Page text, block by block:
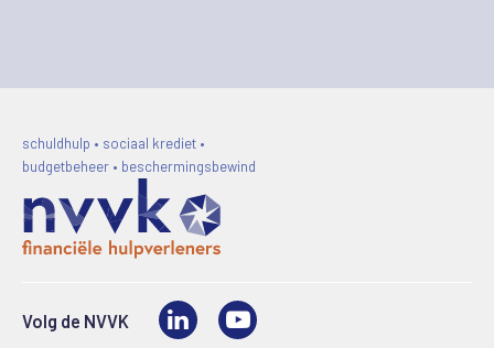
schuldhulp • sociaal krediet •
budgetbeheer • beschermingsbewind
Volg de NVVK LinkedIn